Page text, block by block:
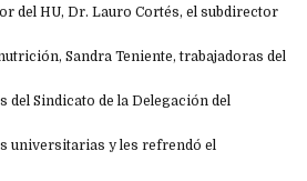
del HU, Dr. Lauro Cortés, el subdirector
Sandra Teniente, trabajadoras del
del Sindicato de la Delegación del
universitarias y les refrendó el